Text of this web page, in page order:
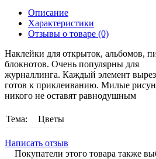
Описание
Характеристики
Отзывы о товаре (0)
Наклейки для открыток, альбомов,
блокнотов. Очень популярны для
журналлинга. Каждый элемент
готов к приклеиванию. Милые
никого не оставят равнодушным
Тема: Цветы
Написать отзыв
Покупатели этого товара также